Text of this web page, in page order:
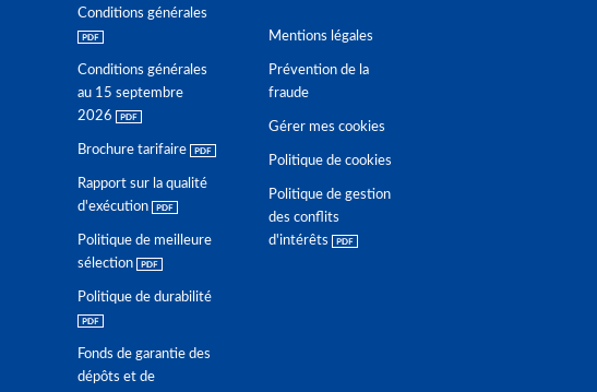
Conditions générales
Conditions générales
au 15 septembre
2026
Brochure tarifaire
Rapport sur la qualité
d'exécution
Politique de meilleure
sélection
Politique de durabilité
Fonds de garantie des
dépôts et de
Mentions légales
Prévention de la
fraude
Gérer mes cookies
Politique de cookies
Politique de gestion
des conflits
d'intérêts